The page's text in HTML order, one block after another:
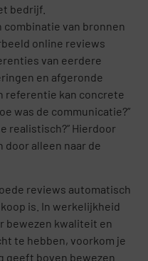
bedrijf.
combinatie van bronnen
online reviews
van eerdere
en afgeronde
referentie kan concrete
was de communicatie?”
realistisch?” Hierdoor
door alleen naar de
reviews automatisch
is. In werkelijkheid
bewezen kwaliteit en
te hebben, voorkom je
geeft boven bewezen